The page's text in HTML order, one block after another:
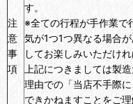
注
意
事
項
す。
※全ての行程が手作業で
気が1つ1つ異なる場合
してお楽しみいただけれ
上記につきましては製
理由での「当店不手際
できかねますことをご